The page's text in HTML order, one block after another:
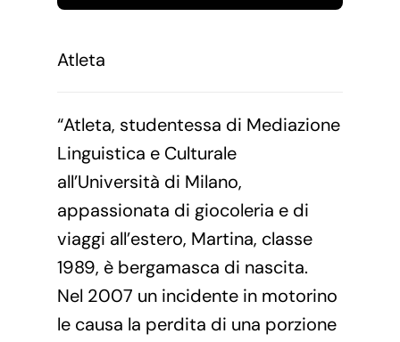
Atleta
“Atleta, studentessa di Mediazione
Linguistica e Culturale
all’Università di Milano,
appassionata di giocoleria e di
viaggi all’estero, Martina, classe
1989, è bergamasca di nascita.
Nel 2007 un incidente in motorino
le causa la perdita di una porzione